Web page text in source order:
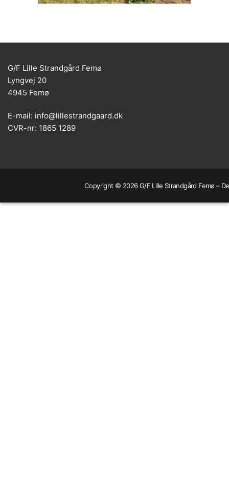
G/F Lille Strandgård Femø
Lyngvej 20
4945 Femø
E-mail: info@lillestrandgaard.dk
CVR-nr: 1865 1289
Copyright © 2026 G/F Lille Strandgård Femø –